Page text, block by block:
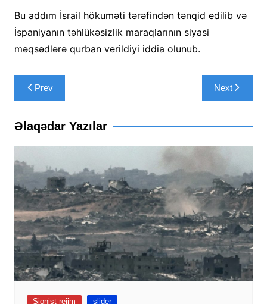
Bu addım İsrail hökuməti tərəfindən tənqid edilib və
İspaniyanın təhlükəsizlik maraqlarının siyasi
məqsədlərə qurban verildiyi iddia olunub.
Yazı
naviqasiyası
Prev Next
Əlaqədar Yazılar
Sionist rejim slider